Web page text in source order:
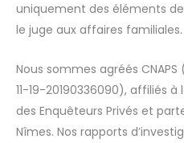
uniquement des éléments
le juge aux affaires familiales.
Nous sommes agréés
11-19-20190336090), affiliés
des Enquêteurs Privés et
Nîmes. Nos rapports